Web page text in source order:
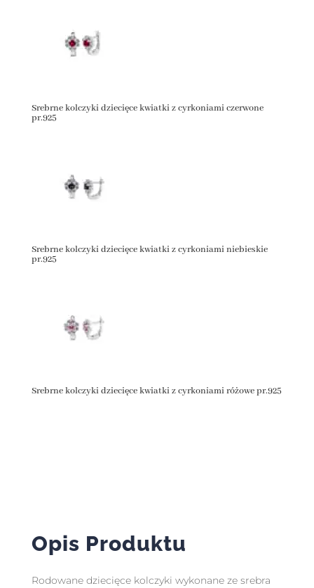
Srebrne kolczyki dziecięce kwiatki z cyrkoniami czerwone
pr.925
Srebrne kolczyki dziecięce kwiatki z cyrkoniami niebieskie
pr.925
Srebrne kolczyki dziecięce kwiatki z cyrkoniami różowe pr.925
Opis Produktu
Rodowane dziecięce kolczyki wykonane ze srebra